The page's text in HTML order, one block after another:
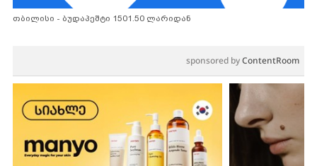
თბილისი - ბუდაპეშტი 1501.50 ლარიდან
sponsored byContentRoom